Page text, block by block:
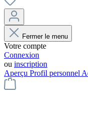
Fermer le menu
Votre compte
Connexion
ou inscription
Aperçu Profil personnel